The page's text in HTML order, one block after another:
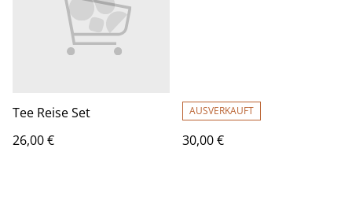
Tee Reise Set
26,00 €
AUSVERKAUFT
30,00 €